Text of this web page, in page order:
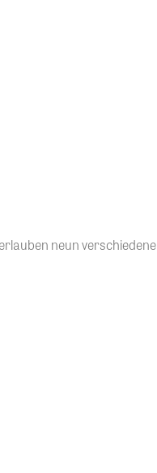
neun verschiedene